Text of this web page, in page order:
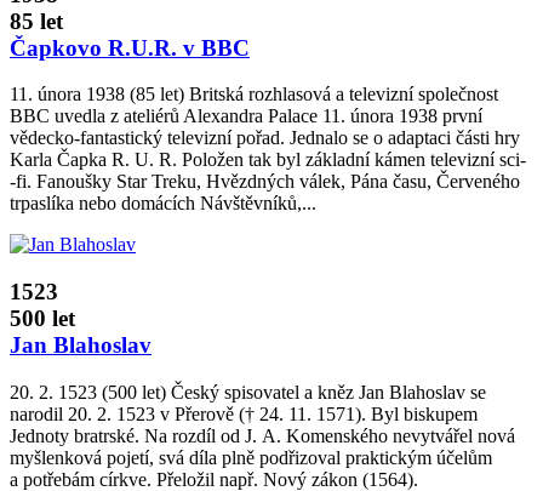
85 let
Čapkovo R.U.R. v BBC
11. února 1938 (85 let) Britská rozhlasová a televizní společnost
BBC uvedla z ateliérů Alexandra Palace 11. února 1938 první
vědecko­‑fantastický televizní pořad. Jednalo se o adaptaci části hry
Karla Čapka R. U. R. Položen tak byl základní kámen televizní sci­
‑fi. Fanoušky Star Treku, Hvězdných válek, Pána času, Červeného
trpaslíka nebo domácích Návštěvníků,...
1523
500 let
Jan Blahoslav
20. 2. 1523 (500 let) Český spisovatel a kněz Jan Blahoslav se
narodil 20. 2. 1523 v Přerově († 24. 11. 1571). Byl biskupem
Jednoty bratrské. Na rozdíl od J. A. Komenského nevytvářel nová
myšlenková pojetí, svá díla plně podřizoval praktickým účelům
a potřebám církve. Přeložil např. Nový zákon (1564).